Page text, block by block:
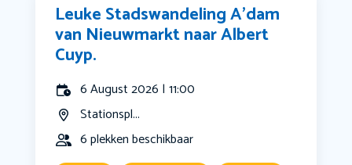
Leuke Stadswandeling A’dam
van Nieuwmarkt naar Albert
Cuyp.
6 August 2026 | 11:00
Stationspl...
6 plekken beschikbaar